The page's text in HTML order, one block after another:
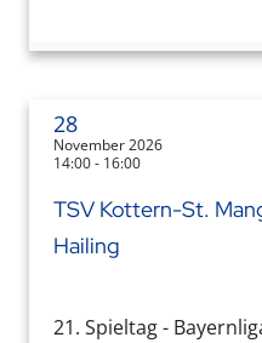
28
November 2026
14:00 - 16:00
TSV Kottern-St.
Hailing
21. Spieltag -